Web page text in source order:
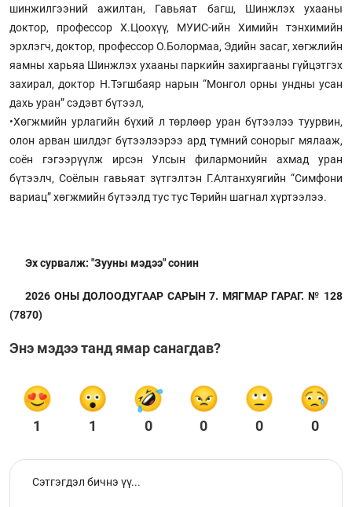
шинжилгээний ажилтан, Гавьяат багш, Шинжлэх ухааны
доктор, профессор Х.Цоохүү, МУИС-ийн Химийн тэнхимийн
эрхлэгч, доктор, профессор О.Болормаа, Эдийн засаг, хөгжлийн
яамны харьяа Шинжлэх ухааны паркийн захиргааны гүйцэтгэх
захирал, доктор Н.Тэгшбаяр нарын “Монгол орны ундны усан
дахь уран” сэдэвт бүтээл,
•Хөгжмийн урлагийн бүхий л төрлөөр уран бүтээлээ туурвин,
олон арван шилдэг бүтээлээрээ ард түмний сонорыг мялааж,
соён гэгээрүүлж ирсэн Улсын филармонийн ахмад уран
бүтээлч, Соёлын гавьяат зүтгэлтэн Г.Алтанхуягийн “Симфони
вариац” хөгжмийн бүтээлд тус тус Төрийн шагнал хүртээлээ.
Эх сурвалж: "Зууны мэдээ" сонин
2026 ОНЫ ДОЛООДУГААР САРЫН 7. МЯГМАР ГАРАГ. № 128
(7870)
Энэ мэдээ танд ямар санагдав?
1 1 0 0 0 0